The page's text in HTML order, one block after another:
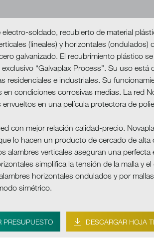
electro-soldado, recubierto de material
(lineales) y horizontales (ondulados)
galvanizado. El recubrimiento plástico
“Galvaplax Process”. Su uso está
residenciales e industriales. Su
en condiciones corrosivas medias. La red
envueltos en una película protectora de
con mejor relación calidad-precio.
lo hacen un producto de cercado de alta
alambres verticales aseguran una
simplifica la tensión de la malla y
horizontales ondulados y por
simétrico.
PRESUPUESTO DESCARGAR HOJA